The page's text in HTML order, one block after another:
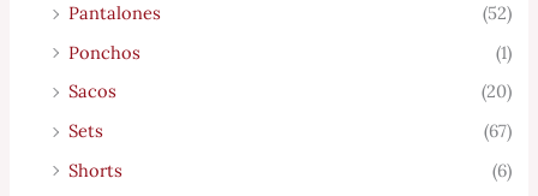
Pantalones
(52)
Ponchos
(1)
Sacos
(20)
Sets
(67)
Shorts
(6)